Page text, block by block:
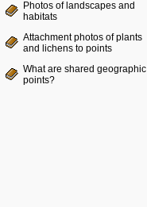
Photos of landscapes and
habitats
Attachment photos of plants
and lichens to points
What are shared geographic
points?